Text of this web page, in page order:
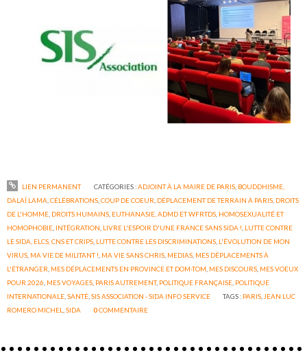
LIEN PERMANENT CATÉGORIES :ADJOINT À LA MAIRE DE PARIS, BOUDDHISME,
DALAÏ LAMA ,CÉLÉBRATIONS ,COUP DE COEUR DÉPLACEMENT DE TERRAIN À PARIS DROITS
DE L'HOMME DROITS HUMAINS EUTHANASIE, ADMD ET WFRTDS HOMOSEXUALITÉ ET
HOMOPHOBIE INTÉGRATION LIVRE L'ESPOIR D'UNE FRANCE SANS SIDA ! LUTTE CONTRE
LE SIDA, ELCS, CNS ET CRIPS LUTTE CONTRE LES DISCRIMINATIONS L'ÉVOLUTION DE MON
VIRUS MA VIE DE MILITANT ! MA VIE SANS CHRIS MEDIAS MES DÉPLACEMENTS À
L'ÉTRANGER MES DÉPLACEMENTS EN PROVINCE ET DOM-TOM MES DISCOURS MES VOEUX
POUR 2026 MES VOYAGES PARIS AUTREMENT, POLITIQUE FRANÇAISE POLITIQUE
INTERNATIONALE ,SANTÉ ,SIS ASSOCIATION - SIDA INFO SERVICE TAGS : PARIS JEAN LUC
ROMERO MICHEL ,SIDA 0COMMENTAIRE